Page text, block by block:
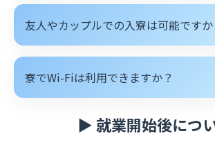
友人やカップルでの入寮は可能ですか
寮でWi-Fiは利用できますか？
▶ 就業開始後につ